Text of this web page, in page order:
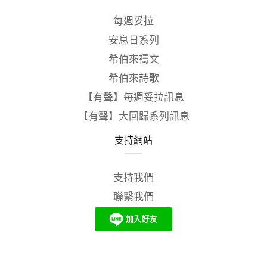
每週妥拉
安息日系列
希伯來禱文
希伯來詩歌
【有聲】每週妥拉訊息
【有聲】大回歸系列訊息
支持網站
支持我們
聯繫我們